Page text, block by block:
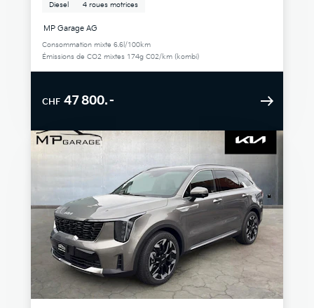
Diesel 4 roues motrices
MP Garage AG
Consommation mixte 6.6l/100km
Émissions de CO2 mixtes 174g C02/km (kombi)
CHF 47 800.–